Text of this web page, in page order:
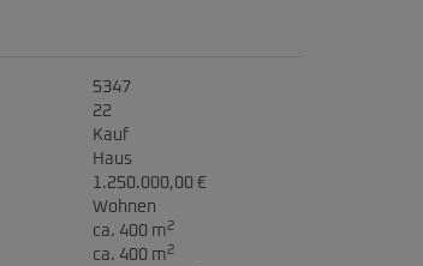
5347
22
Kauf
Haus
1.250.000,00 €
Wohnen
ca. 400 m2
ca. 400 m2